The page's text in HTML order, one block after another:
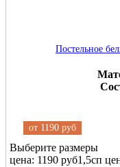
Постельное
от 1190 руб
Выберите размеры
цена: 1190 руб1,5сп